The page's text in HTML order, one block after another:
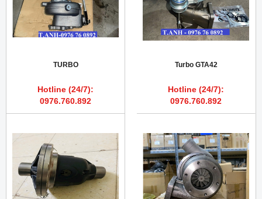
TURBO
Hotline (24/7):
0976.760.892
Turbo GTA42
Hotline (24/7):
0976.760.892